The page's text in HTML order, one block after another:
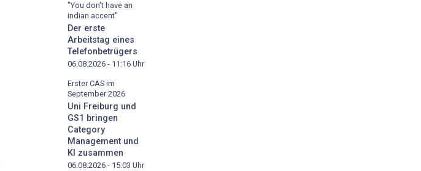
"You don't have an
indian accent"
Der erste
Arbeitstag eines
Telefonbetrügers
06.08.2026 - 11:16 Uhr
Erster CAS im
September 2026
Uni Freiburg und
GS1 bringen
Category
Management und
KI zusammen
06.08.2026 - 15:03 Uhr